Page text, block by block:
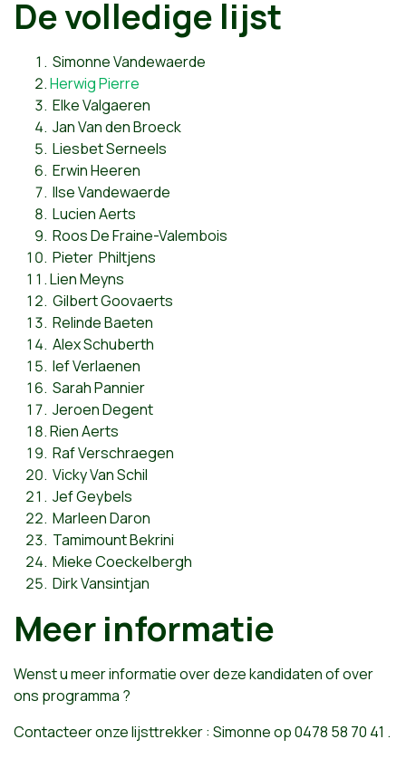
De volledige lijst
Simonne Vandewaerde
Herwig Pierre
Elke Valgaeren
Jan Van den Broeck
Liesbet Serneels
Erwin Heeren
Ilse Vandewaerde
Lucien Aerts
Roos De Fraine-Valembois
Pieter Philtjens
Lien Meyns
Gilbert Goovaerts
Relinde Baeten
Alex Schuberth
Ief Verlaenen
Sarah Pannier
Jeroen Degent
Rien Aerts
Raf Verschraegen
Vicky Van Schil
Jef Geybels
Marleen Daron
Tamimount Bekrini
Mieke Coeckelbergh
Dirk Vansintjan
Meer informatie
Wenst u meer informatie over deze kandidaten of over
ons programma ?
Contacteer onze lijsttrekker : Simonne op 0478 58 70 41 .